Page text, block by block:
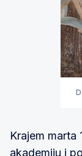
Krajem marta
akademiju i